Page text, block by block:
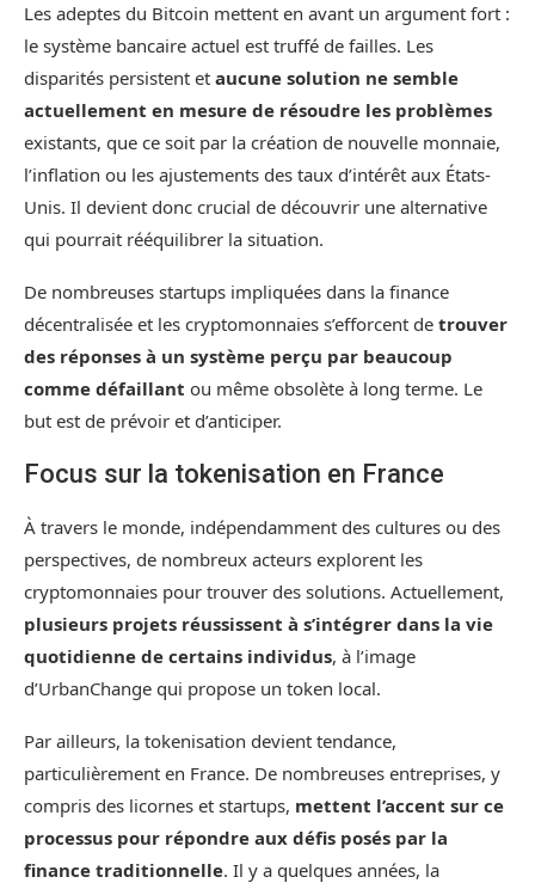
Les adeptes du Bitcoin mettent en avant un argument fort :
le système bancaire actuel est truffé de failles. Les
disparités persistent et aucune solution ne semble
actuellement en mesure de résoudre les problèmes
existants, que ce soit par la création de nouvelle monnaie,
l’inflation ou les ajustements des taux d’intérêt aux États-
Unis. Il devient donc crucial de découvrir une alternative
qui pourrait rééquilibrer la situation.
De nombreuses startups impliquées dans la finance
décentralisée et les cryptomonnaies s’efforcent de trouver
des réponses à un système perçu par beaucoup
comme défaillant ou même obsolète à long terme. Le
but est de prévoir et d’anticiper.
Focus sur la tokenisation en France
À travers le monde, indépendamment des cultures ou des
perspectives, de nombreux acteurs explorent les
cryptomonnaies pour trouver des solutions. Actuellement,
plusieurs projets réussissent à s’intégrer dans la vie
quotidienne de certains individus, à l’image
d’UrbanChange qui propose un token local.
Par ailleurs, la tokenisation devient tendance,
particulièrement en France. De nombreuses entreprises, y
compris des licornes et startups, mettent l’accent sur ce
processus pour répondre aux défis posés par la
finance traditionnelle. Il y a quelques années, la